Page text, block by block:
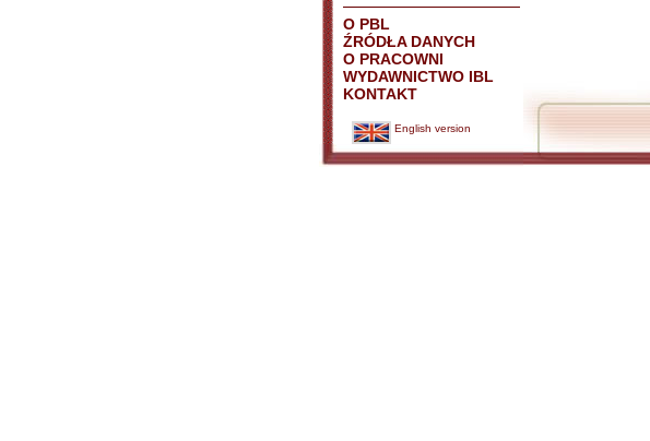
O PBL
ŹRÓDŁA DANYCH
O PRACOWNI
WYDAWNICTWO IBL
KONTAKT
English version